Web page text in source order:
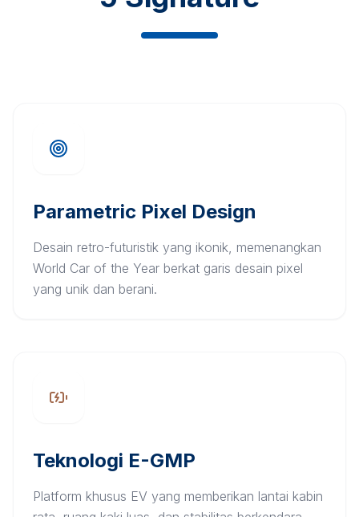
Parametric Pixel Design
Desain retro-futuristik yang ikonik, memenangkan
World Car of the Year berkat garis desain pixel
yang unik dan berani.
Teknologi E-GMP
Platform khusus EV yang memberikan lantai kabin